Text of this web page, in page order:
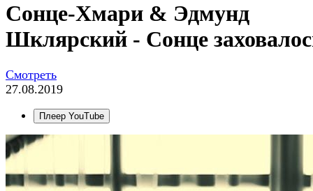
Сонце-Хмари & Эдмунд
Шклярский - Сонце
Смотреть
27.08.2019
Плеер YouTube